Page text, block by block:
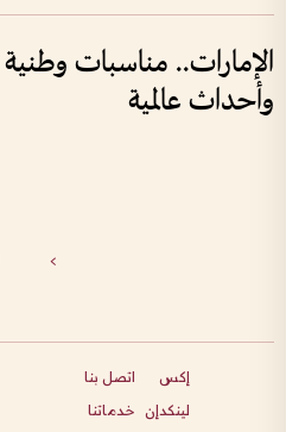
الإمارات.. مناسبات وطنية
وأحداث عالمية
>
إكس
لينكدإن
اتصل بنا
خدماتنا